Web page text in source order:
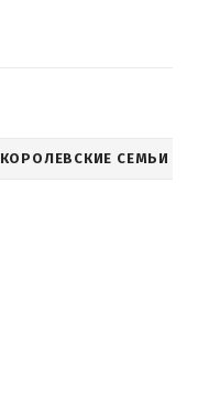
КОРОЛЕВСКИЕ СЕМЬИ